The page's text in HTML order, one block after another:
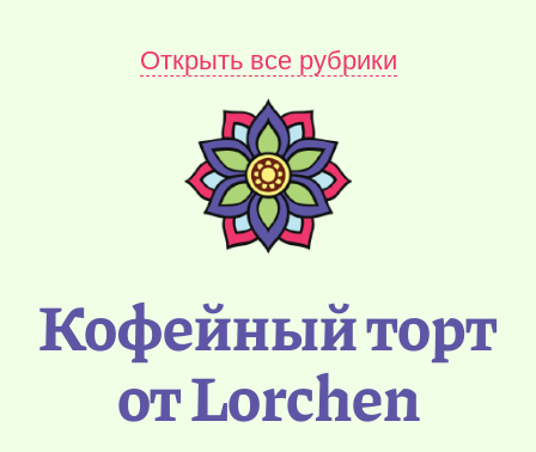
Открыть все рубрики
Кофейный торт
от Lorchen